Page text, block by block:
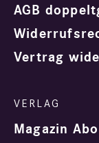
AGB
Vertrag
Magazin Abo